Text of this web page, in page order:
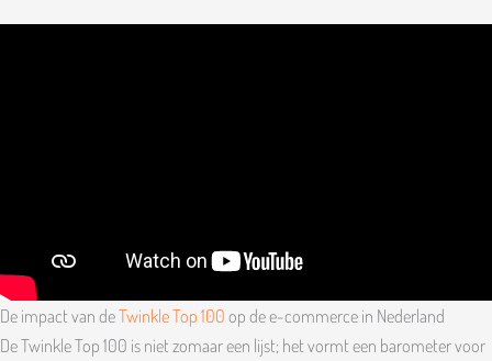
De impact van deTwinkle Top 100op de e-commerce in Nederland
De Twinkle Top 100 is niet zomaar een lijst; het vormt een barometer voor